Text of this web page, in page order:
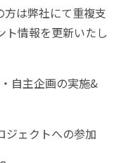
は弊社にて重複支
ト情報を更新いたし
自主企画の実施&
ェクトへの参加